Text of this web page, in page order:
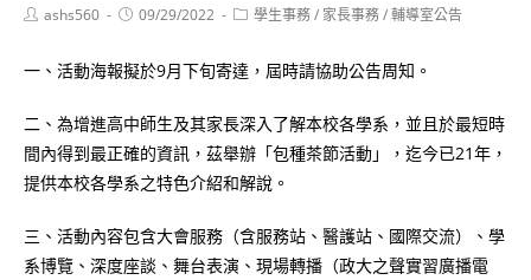
Postashs560
Post09/29/2022
Post學生事務/ 家長事務/輔導室公告
一、活動海報擬於9月下旬寄達，屆時請協助公告周知。
二、為增進高中師生及其家長深入了解本校各學系，並且於最短時
間內得到最正確的資訊，茲舉辦「包種茶節活動」，迄今已21年，
提供本校各學系之特色介紹和解說。
三、活動內容包含大會服務（含服務站、醫護站、國際交流）、學
系博覽、深度座談、舞台表演、現場轉播（政大之聲實習廣播電